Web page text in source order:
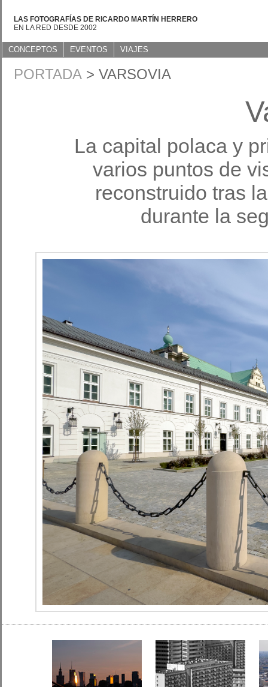
LAS FOTOGRAFÍAS DE RICARDO MARTÍN HERRERO
EN LA RED DESDE 2002
CONCEPTOS EVENTOS VIAJES
PORTADA > VARSOVIA
La capital polaca y
varios puntos de
reconstruido tras
durante la